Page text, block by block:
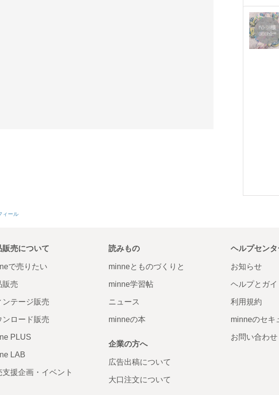
ィール
販売について
で売りたい
販売
ンテージ販売
ンロード販売
PLUS
LAB
支援企画・イベント
読みもの
minneとものづくりと
minne学習帖
ニュース
minneの本
企業の方へ
広告出稿について
大口注文について
ヘルプセンタ
お知らせ
ヘルプとガイ
利用規約
minneのセキ
お問い合わせ